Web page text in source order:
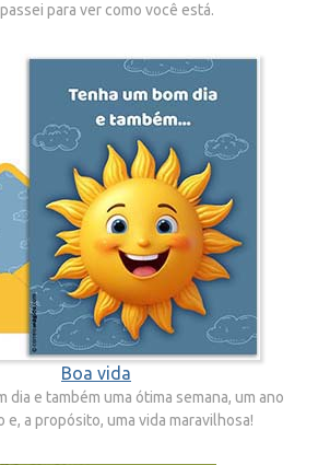
para ver como você está.
Boa vida
dia e também uma ótima semana, um ano
e, a propósito, uma vida maravilhosa!